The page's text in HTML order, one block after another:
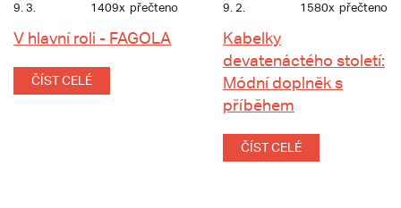
9. 3. 1409x přečteno
V hlavní roli - FAGOLA
ČÍST CELÉ
9. 2. 1580x přečteno
Kabelky
devatenáctého století:
Módní doplněk s
příběhem
ČÍST CELÉ